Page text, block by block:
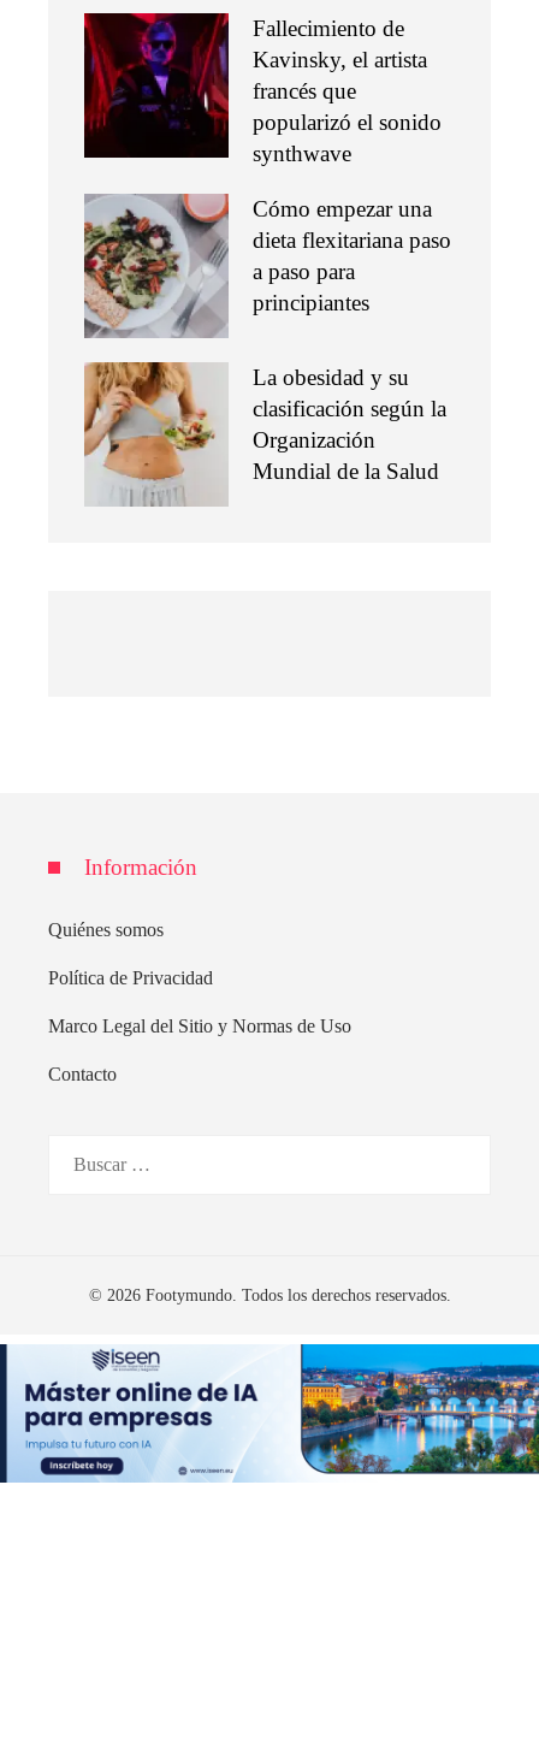
Fallecimiento de
Kavinsky, el artista
francés que
popularizó el sonido
synthwave
Cómo empezar una
dieta flexitariana paso
a paso para
principiantes
La obesidad y su
clasificación según la
Organización
Mundial de la Salud
Información
Quiénes somos
Política de Privacidad
Marco Legal del Sitio y Normas de Uso
Contacto
© 2026 Footymundo. Todos los derechos reservados.